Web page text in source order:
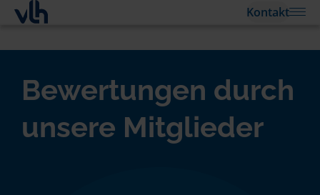
Kontakt
Bewertungen durch
unsere Mitglieder